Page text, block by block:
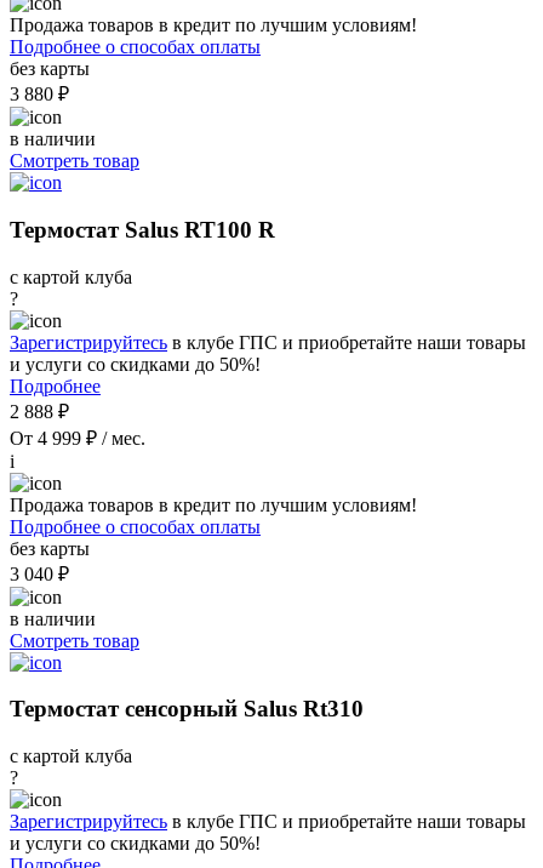
Продажа товаров в кредит по лучшим условиям!
Подробнее о способах оплаты
без карты
3 880 ₽
в наличии
Смотреть товар
Термостат Salus RT100 R
с картой клуба
?
Зарегистрируйтесь в клубе ГПС и приобретайте наши товары
и услуги со скидками до 50%!
Подробнее
2 888 ₽
От 4 999 ₽ / мес.
i
Продажа товаров в кредит по лучшим условиям!
Подробнее о способах оплаты
без карты
3 040 ₽
в наличии
Смотреть товар
Термостат сенсорный Salus Rt310
с картой клуба
?
Зарегистрируйтесь в клубе ГПС и приобретайте наши товары
и услуги со скидками до 50%!